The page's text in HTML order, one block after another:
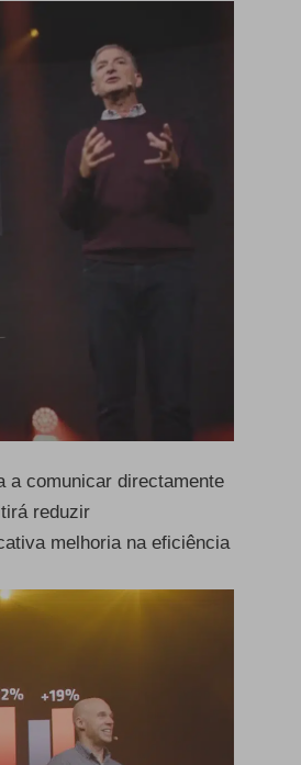
a comunicar directamente
reduzir
melhoria na eficiência